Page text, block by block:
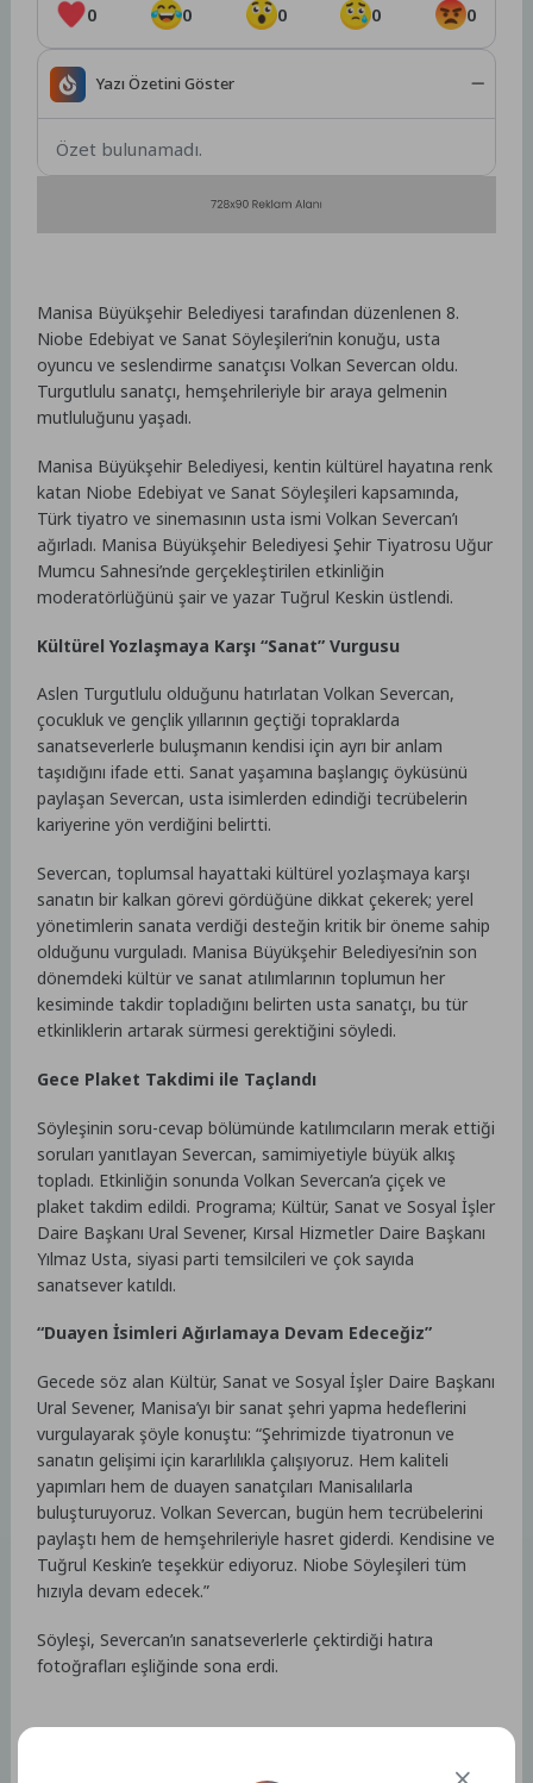
0 0 0 0 0
Yazı Özetini Göster
Özet bulunamadı.
Manisa Büyükşehir Belediyesi tarafından düzenlenen 8.
Niobe Edebiyat ve Sanat Söyleşileri’nin konuğu, usta
oyuncu ve seslendirme sanatçısı Volkan Severcan oldu.
Turgutlulu sanatçı, hemşehrileriyle bir araya gelmenin
mutluluğunu yaşadı.
Manisa Büyükşehir Belediyesi, kentin kültürel hayatına renk
katan Niobe Edebiyat ve Sanat Söyleşileri kapsamında,
Türk tiyatro ve sinemasının usta ismi Volkan Severcan’ı
ağırladı. Manisa Büyükşehir Belediyesi Şehir Tiyatrosu Uğur
Mumcu Sahnesi’nde gerçekleştirilen etkinliğin
moderatörlüğünü şair ve yazar Tuğrul Keskin üstlendi.
Kültürel Yozlaşmaya Karşı “Sanat” Vurgusu
Aslen Turgutlulu olduğunu hatırlatan Volkan Severcan,
çocukluk ve gençlik yıllarının geçtiği topraklarda
sanatseverlerle buluşmanın kendisi için ayrı bir anlam
taşıdığını ifade etti. Sanat yaşamına başlangıç öyküsünü
paylaşan Severcan, usta isimlerden edindiği tecrübelerin
kariyerine yön verdiğini belirtti.
Severcan, toplumsal hayattaki kültürel yozlaşmaya karşı
sanatın bir kalkan görevi gördüğüne dikkat çekerek; yerel
yönetimlerin sanata verdiği desteğin kritik bir öneme sahip
olduğunu vurguladı. Manisa Büyükşehir Belediyesi’nin son
dönemdeki kültür ve sanat atılımlarının toplumun her
kesiminde takdir topladığını belirten usta sanatçı, bu tür
etkinliklerin artarak sürmesi gerektiğini söyledi.
Gece Plaket Takdimi ile Taçlandı
Söyleşinin soru-cevap bölümünde katılımcıların merak ettiği
soruları yanıtlayan Severcan, samimiyetiyle büyük alkış
topladı. Etkinliğin sonunda Volkan Severcan’a çiçek ve
plaket takdim edildi. Programa; Kültür, Sanat ve Sosyal İşler
Daire Başkanı Ural Sevener, Kırsal Hizmetler Daire Başkanı
Yılmaz Usta, siyasi parti temsilcileri ve çok sayıda
sanatsever katıldı.
“Duayen İsimleri Ağırlamaya Devam Edeceğiz”
Gecede söz alan Kültür, Sanat ve Sosyal İşler Daire Başkanı
Ural Sevener, Manisa’yı bir sanat şehri yapma hedeflerini
vurgulayarak şöyle konuştu: “Şehrimizde tiyatronun ve
sanatın gelişimi için kararlılıkla çalışıyoruz. Hem kaliteli
yapımları hem de duayen sanatçıları Manisalılarla
buluşturuyoruz. Volkan Severcan, bugün hem tecrübelerini
paylaştı hem de hemşehrileriyle hasret giderdi. Kendisine ve
Tuğrul Keskin’e teşekkür ediyoruz. Niobe Söyleşileri tüm
hızıyla devam edecek.”
Söyleşi, Severcan’ın sanatseverlerle çektirdiği hatıra
fotoğrafları eşliğinde sona erdi.